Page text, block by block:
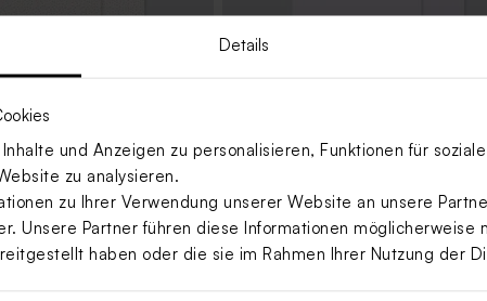
Details
und Anzeigen zu personalisieren, Funktionen für
zu analysieren.
zu Ihrer Verwendung unserer Website an unsere
Unsere Partner führen diese Informationen möglicherweise
haben oder die sie im Rahmen Ihrer Nutzung der
buntem Konfetti